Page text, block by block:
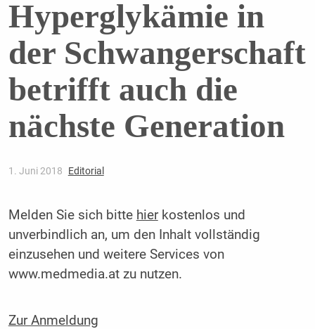
Hyperglykämie in
der Schwangerschaft
betrifft auch die
nächste Generation
1. Juni 2018 Editorial
Melden Sie sich bitte hierkostenlos und
unverbindlich an, um den Inhalt vollständig
einzusehen und weitere Services von
www.medmedia.at zu nutzen.
Zur Anmeldung